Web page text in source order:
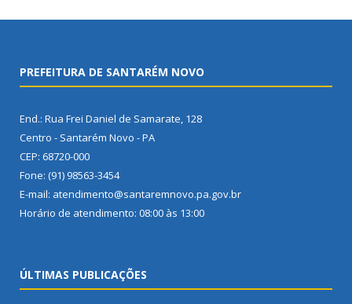
PREFEITURA DE SANTARÉM NOVO
End.: Rua Frei Daniel de Samarate, 128
Centro - Santarém Novo - PA
CEP: 68720-000
Fone: (91) 98563-3454
E-mail: atendimento@santaremnovo.pa.gov.br
Horário de atendimento: 08:00 às 13:00
ÚLTIMAS PUBLICAÇÕES